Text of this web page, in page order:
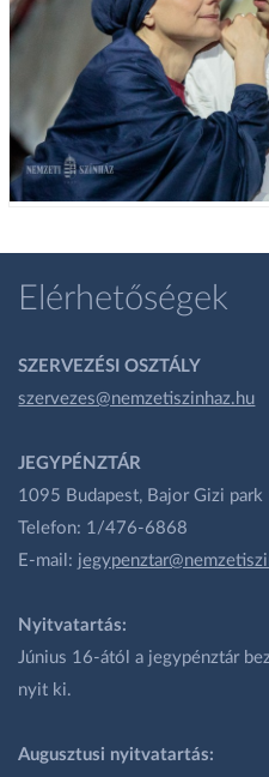
Elérhetőségek
SZERVEZÉSI OSZTÁLY
szervezes@nemzetiszinhaz.hu
JEGYPÉNZTÁR
1095 Budapest, Bajor Gizi park
Telefon: 1/476-6868
E-mail:
Nyitvatartás:
Június 16-ától a jegypénztár
nyit ki.
Augusztusi nyitvatartás: